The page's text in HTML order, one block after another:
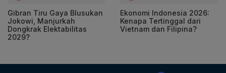
Gibran Tiru Gaya Blusukan
Jokowi, Manjurkah
Dongkrak Elektabilitas
2029?
Ekonomi Indonesia 2026:
Kenapa Tertinggal dari
Vietnam dan Filipina?